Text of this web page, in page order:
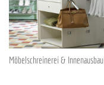
Möbelschreinerei & Innenausbau